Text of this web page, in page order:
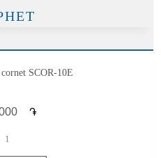
SCOR-10E
֏
1